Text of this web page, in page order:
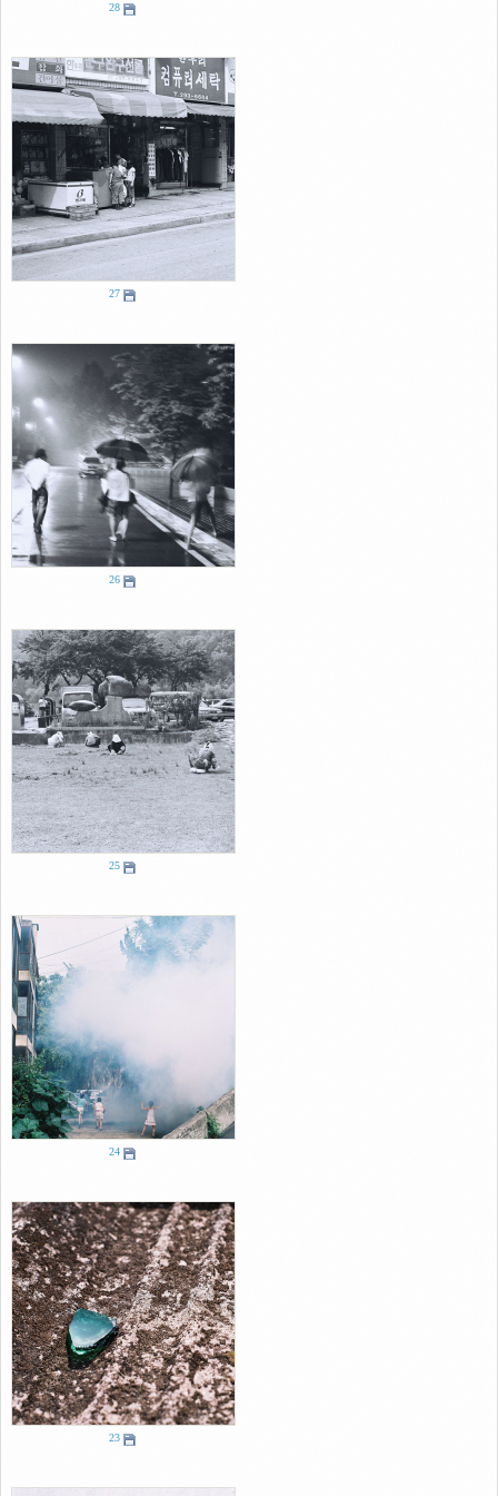
28
27
26
25
24
23